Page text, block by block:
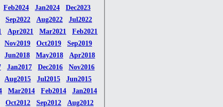
Feb2024 Jan2024
Dec2023
Sep2022 Aug2022
Jul2022
Apr2021 Mar2021
Feb2021
Nov2019 Oct2019
Sep2019
Jun2018 May2018
Apr2018
Jan2017 Dec2016
Nov2016
Aug2015 Jul2015
Jun2015
Mar2014 Feb2014
Jan2014
Oct2012 Sep2012
Aug2012